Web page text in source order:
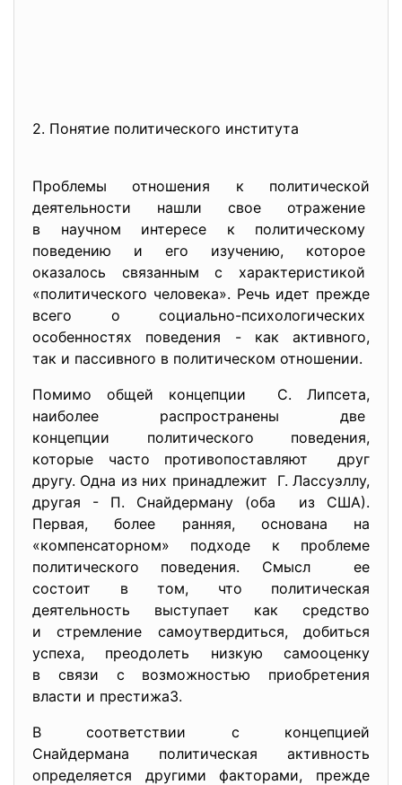
2. Понятие политического института
Проблемы отношения к политической
деятельности нашли свое отражение
в научном интересе к политическому
поведению и его изучению, которое
оказалось связанным с характеристикой
«политического человека». Речь идет прежде
всего о социально-психологических
особенностях поведения - как активного,
так и пассивного в политическом отношении.
Помимо общей концепции С. Липсета,
наиболее распространены две
концепции политического поведения,
которые часто противопоставляют друг
другу. Одна из них принадлежит Г. Лассуэллу,
другая - П. Снайдерману (оба из США).
Первая, более ранняя, основана на
«компенсаторном» подходе к проблеме
политического поведения. Смысл ее
состоит в том, что политическая
деятельность выступает как средство
и стремление самоутвердиться, добиться
успеха, преодолеть низкую самооценку
в связи с возможностью приобретения
власти и престижа3.
В соответствии с концепцией
Снайдермана политическая активность
определяется другими факторами, прежде